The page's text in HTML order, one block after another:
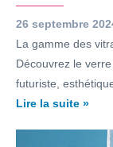
26 septembre
La gamme des
Découvrez le
futuriste,
Lire la suite »